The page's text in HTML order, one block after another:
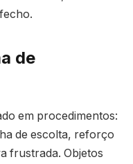
de
em procedimentos:
de escolta, reforço
frustrada. Objetos